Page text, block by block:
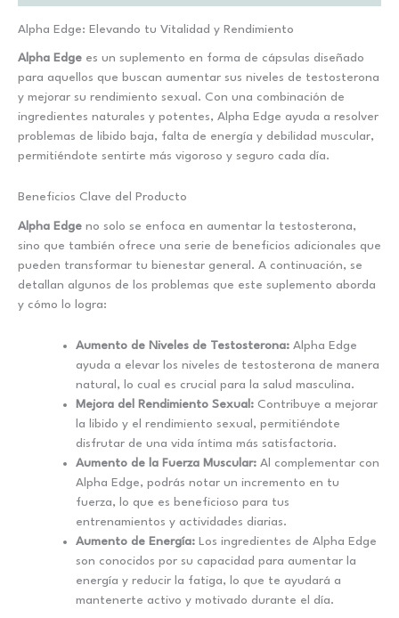
Alpha Edge: Elevando tu Vitalidad y Rendimiento
Alpha Edge es un suplemento en forma de cápsulas diseñado
para aquellos que buscan aumentar sus niveles de testosterona
y mejorar su rendimiento sexual. Con una combinación de
ingredientes naturales y potentes, Alpha Edge ayuda a resolver
problemas de libido baja, falta de energía y debilidad muscular,
permitiéndote sentirte más vigoroso y seguro cada día.
Beneficios Clave del Producto
Alpha Edge no solo se enfoca en aumentar la testosterona,
sino que también ofrece una serie de beneficios adicionales que
pueden transformar tu bienestar general. A continuación, se
detallan algunos de los problemas que este suplemento aborda
y cómo lo logra:
Aumento de Niveles de Testosterona: Alpha Edge
ayuda a elevar los niveles de testosterona de manera
natural, lo cual es crucial para la salud masculina.
Mejora del Rendimiento Sexual: Contribuye a mejorar
la libido y el rendimiento sexual, permitiéndote
disfrutar de una vida íntima más satisfactoria.
Aumento de la Fuerza Muscular: Al complementar con
Alpha Edge, podrás notar un incremento en tu
fuerza, lo que es beneficioso para tus
entrenamientos y actividades diarias.
Aumento de Energía: Los ingredientes de Alpha Edge
son conocidos por su capacidad para aumentar la
energía y reducir la fatiga, lo que te ayudará a
mantenerte activo y motivado durante el día.